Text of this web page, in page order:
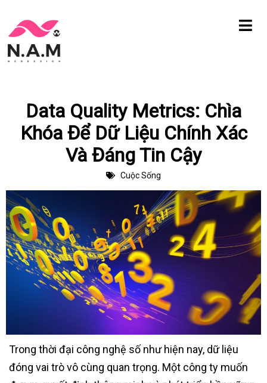
Chuyển
tới
Data Quality Metrics: Chìa
Khóa Để Dữ Liệu Chính Xác
Và Đáng Tin Cậy
Cuộc Sống
Trong thời đại công nghệ số như hiện nay, dữ liệu
đóng vai trò vô cùng quan trọng. Một công ty muốn